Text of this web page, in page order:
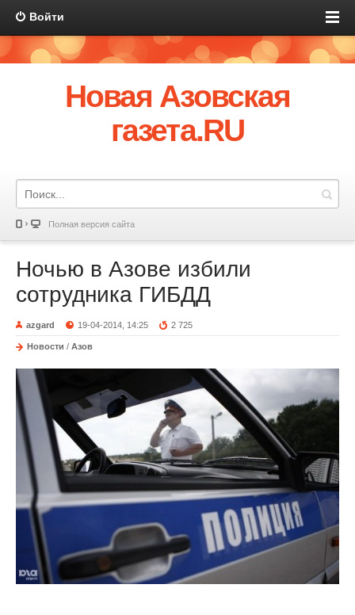
Войти
Новая Азовская
газета.RU
Полная версия сайта
Ночью в Азове избили
сотрудника ГИБДД
azgard 19-04-2014, 14:25 2 725
Новости / Азов